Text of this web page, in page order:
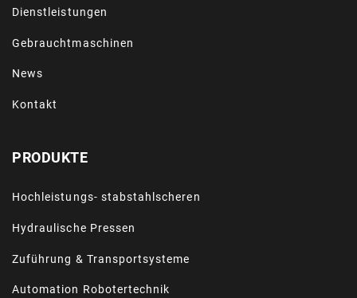
Dienstleistungen
Gebrauchtmaschinen
News
Kontakt
PRODUKTE
Hochleistungs- stabstahlscheren
Hydraulische Pressen
Zuführung & Transportsysteme
Automation Robotertechnik